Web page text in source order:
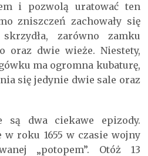
i pozwolą uratować ten
zniszczeń zachowały się
zarówno zamku
oraz dwie wieże. Niestety,
ma ogromna kubaturę,
się jedynie dwie sale oraz
są dwa ciekawe epizody.
w roku 1655 w czasie wojny
„potopem”. Otóż 13